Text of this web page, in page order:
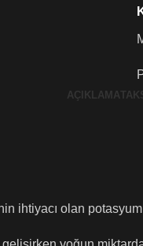
AÇIKLAMA
ihtiyacı olan